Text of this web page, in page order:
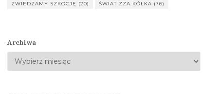
ZWIEDZAMY SZKOCJĘ (20) ŚWIAT ZZA KÓŁKA (76)
Archiwa